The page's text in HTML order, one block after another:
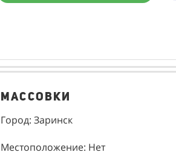
Массовки
Город: Заринск
Местоположение: Нет